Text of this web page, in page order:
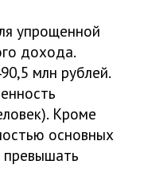
упрощенной
дохода.
млн рублей.
Кроме
основных
превышать